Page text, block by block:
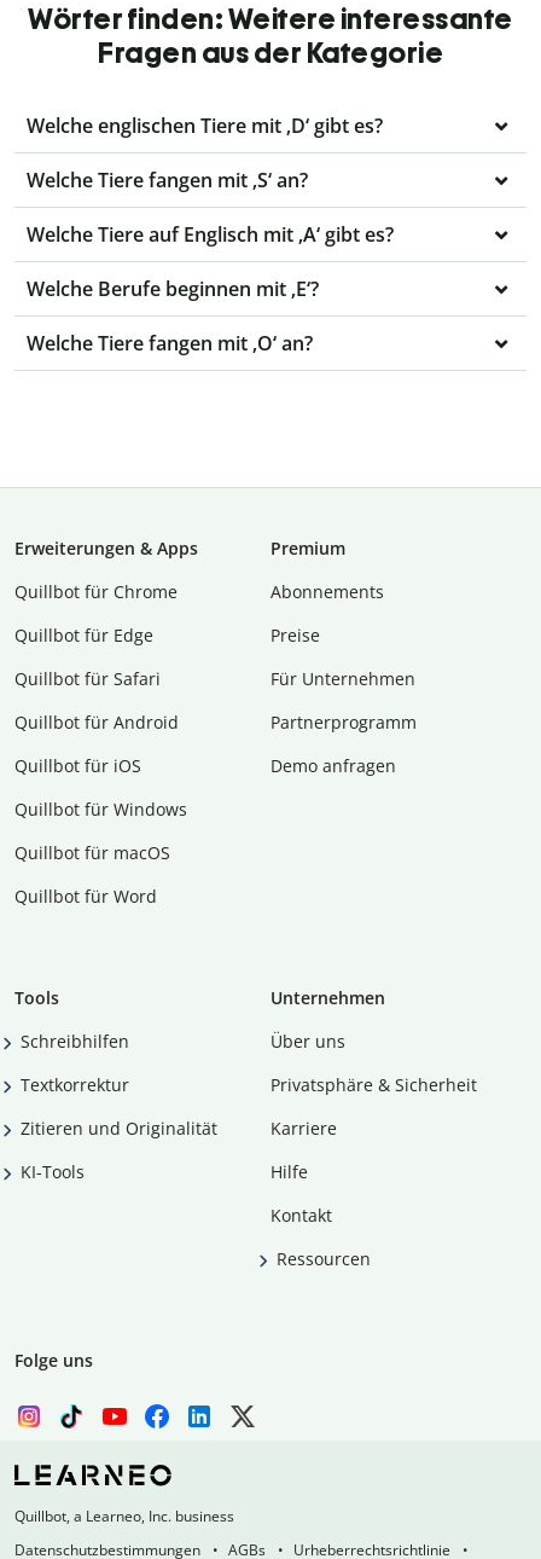
Wörter finden: Weitere interessante
Fragen aus der Kategorie
Welche englischen Tiere mit ‚D‘ gibt es?
Welche Tiere fangen mit ‚S‘ an?
Welche Tiere auf Englisch mit ‚A‘ gibt es?
Welche Berufe beginnen mit ‚E‘?
Welche Tiere fangen mit ‚O‘ an?
Erweiterungen & Apps
Quillbot für Chrome
Quillbot für Edge
Quillbot für Safari
Quillbot für Android
Quillbot für iOS
Quillbot für Windows
Quillbot für macOS
Quillbot für Word
Premium
Abon­ne­ments
Preise
Für Unternehmen
Partnerprogramm
Demo anfragen
Tools
Schreibhilfen
Textkorrektur
Zitieren und Originalität
KI-Tools
Unternehmen
Über uns
Privatsphäre & Sicherheit
Karriere
Hilfe
Kontakt
Ressourcen
Folge uns
Quillbot, a Learneo, Inc. business
Datenschutzbestimmungen
AGBs Urheberrechtsrichtlinie